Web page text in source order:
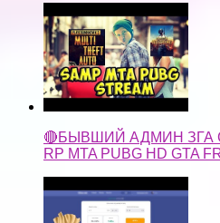
🔴БЫВШИЙ АДМИН ЗГА
RP MTA PUBG HD GTA